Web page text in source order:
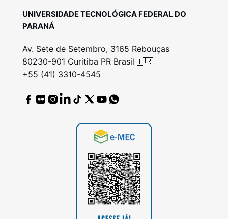
UNIVERSIDADE TECNOLÓGICA FEDERAL DO
PARANÁ
Av. Sete de Setembro, 3165 Rebouças
80230-901 Curitiba PR Brasil 🇧🇷
+55 (41) 3310-4545